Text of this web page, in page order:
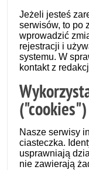
Jeżeli jesteś
serwisów, to po
wprowadzić
rejestracji i
systemu. W
kontakt z
("cookies")
Nasze serwisy
ciasteczka.
usprawniają
nie zawierają